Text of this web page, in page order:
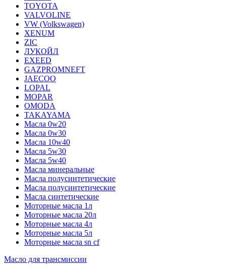
TOYOTA
VALVOLINE
VW (Volkswagen)
XENUM
ZIC
ЛУКОЙЛ
EXEED
GAZPROMNEFT
JAECOO
LOPAL
MOPAR
OMODA
TAKAYAMA
Масла 0w20
Масла 0w30
Масла 10w40
Масла 5w30
Масла 5w40
Масла минеральные
Масла полусинтетические
Масла полусинтетические
Масла синтетические
Моторные масла 1л
Моторные масла 20л
Моторные масла 4л
Моторные масла 5л
Моторные масла sn cf
Масло для трансмиссии